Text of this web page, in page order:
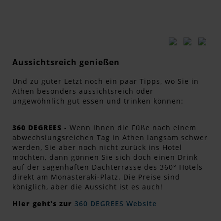
Aussichtsreich genießen
Und zu guter Letzt noch ein paar Tipps, wo Sie in
Athen besonders aussichtsreich oder
ungewöhnlich gut essen und trinken können:
360 DEGREES - Wenn Ihnen die Füße nach einem
abwechslungsreichen Tag in Athen langsam schwer
werden, Sie aber noch nicht zurück ins Hotel
möchten, dann gönnen Sie sich doch einen Drink
auf der sagenhaften Dachterrasse des 360° Hotels
direkt am Monasteraki-Platz. Die Preise sind
königlich, aber die Aussicht ist es auch!
Hier geht's zur 360 DEGREES Website